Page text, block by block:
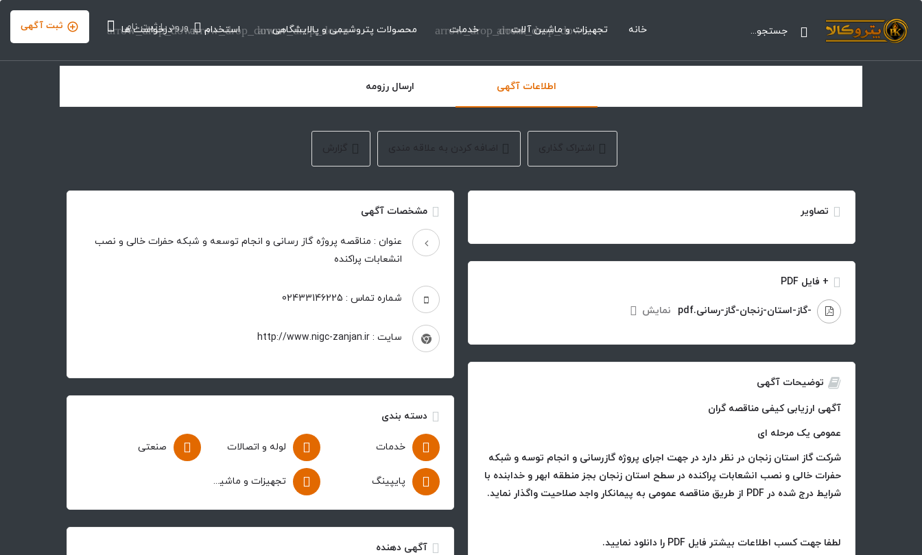
ورود یا ثبت نام ثبت آگهی خانه تجهیزات و ماشین آلات
arrow_drop_down خدمات
arrow_drop_down محصولات پتروشیمی و پالایشگاهی
arrow_drop_down استخدام
arrow_drop_down درخواست ها
arrow_drop_down
اطلاعات آگهی ارسال رزومه
اشتراک گذاری اضافه کردن به علاقه مندی گزارش
تصاویر مشخصات آگهی
عنوان : مناقصه پروژه گاز رسانی و انجام توسعه و شبکه حفرات خالی و نصب
انشعابات پراکنده
شماره تماس : 02433146225
سایت : http://www.nigc-zanjan.ir
+ فایل PDF
-گاز-استان-زنجان-گاز-رسانی.pdf نمایش
توضیحات آگهی
آگهی ارزیابی کیفی مناقصه گران
عمومی یک مرحله ای
شرکت گاز استان زنجان در نظر دارد در جهت اجرای پروژه گازرسانی و انجام توسه و شبکه
حفرات خالی و نصب انشعابات پراکنده در سطح استان زنجان بجز منطقه ابهر و خدابنده با
شرایط درج شده در PDF از طریق مناقصه عمومی به پیمانکار واجد صلاحیت واگذار نماید.
لطفا جهت کسب اطلاعات بیشتر فایل PDF را دانلود نمایید.
دسته بندی
خدمات لوله و اتصالات صنعتی
پایپینگ تجهیزات و ماشین آلات
آگهی دهنده